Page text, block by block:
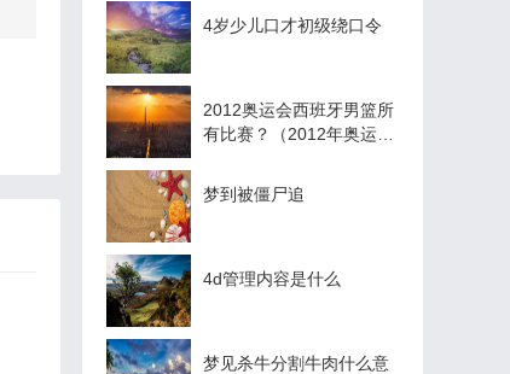
4岁少儿口才初级绕口令
2012奥运会西班牙男篮所
有比赛？（2012年奥运会
梦到被僵尸追
4d管理内容是什么
梦见杀牛分割牛肉什么意